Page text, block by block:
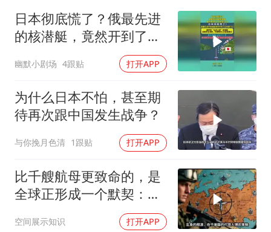
杭州全市有序停课
商场现钱学森巨幅海报 负责人回应
乐享全民健身 共筑健康中国
日本彻底慌了？俄最先进
的核潜艇，竟然开到了日
幽默小剧场 4跟贴 打开APP
为什么日本不怕，甚至期
待再次跟中国发生战争？
与你挽月色清 1跟贴 打开APP
比千艘航母更致命的，是
全球正形成一个默契：中
空间展示知识 打开APP